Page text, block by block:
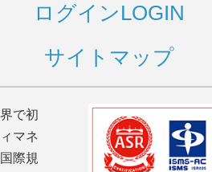
ログインLOGIN
サイトマップ
で初
マネ
際規